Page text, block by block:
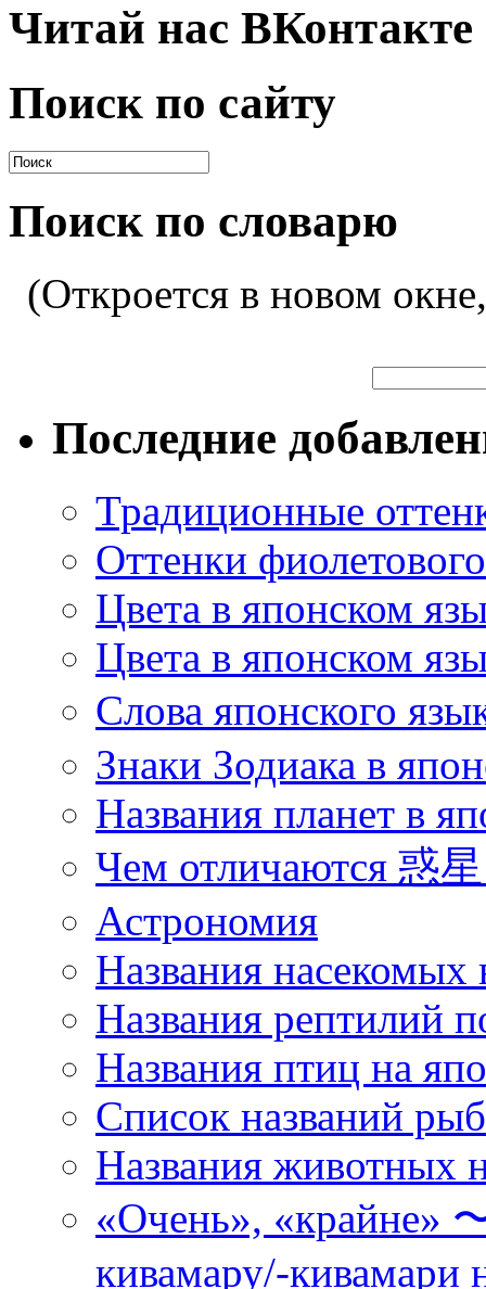
Читай нас ВКонтакте
Поиск по сайту
Поиск по словарю
(Откроется в новом
Последние
Традиционные
Оттенки
Цвета в японском
Цвета в японском
Слова японского
Знаки Зодиака в
Названия планет в
Чем отличаются 惑
Астрономия
Названия насекомых
Названия рептилий
Названия птиц на
Список названий
Названия животных
«Очень», «крайне»
кивамару/-кивамари